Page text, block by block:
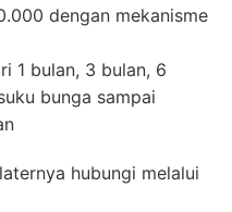
dengan mekanisme
1 bulan, 3 bulan, 6
bunga sampai
hubungi melalui